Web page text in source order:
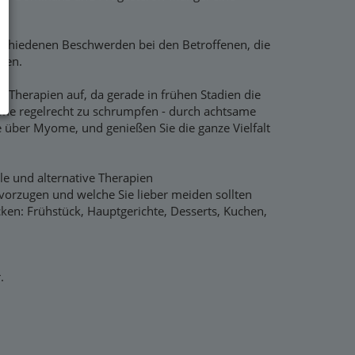
Beschwerden bei den Betroffenen, die
auf, da gerade in frühen Stadien die
regelrecht zu schrumpfen - durch achtsame
Myome, und genießen Sie die ganze Vielfalt
und alternative Therapien
und welche Sie lieber meiden sollten
Frühstück, Hauptgerichte, Desserts, Kuchen,